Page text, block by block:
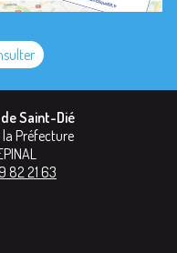
Saint-Dié
la Préfecture
82 21 63